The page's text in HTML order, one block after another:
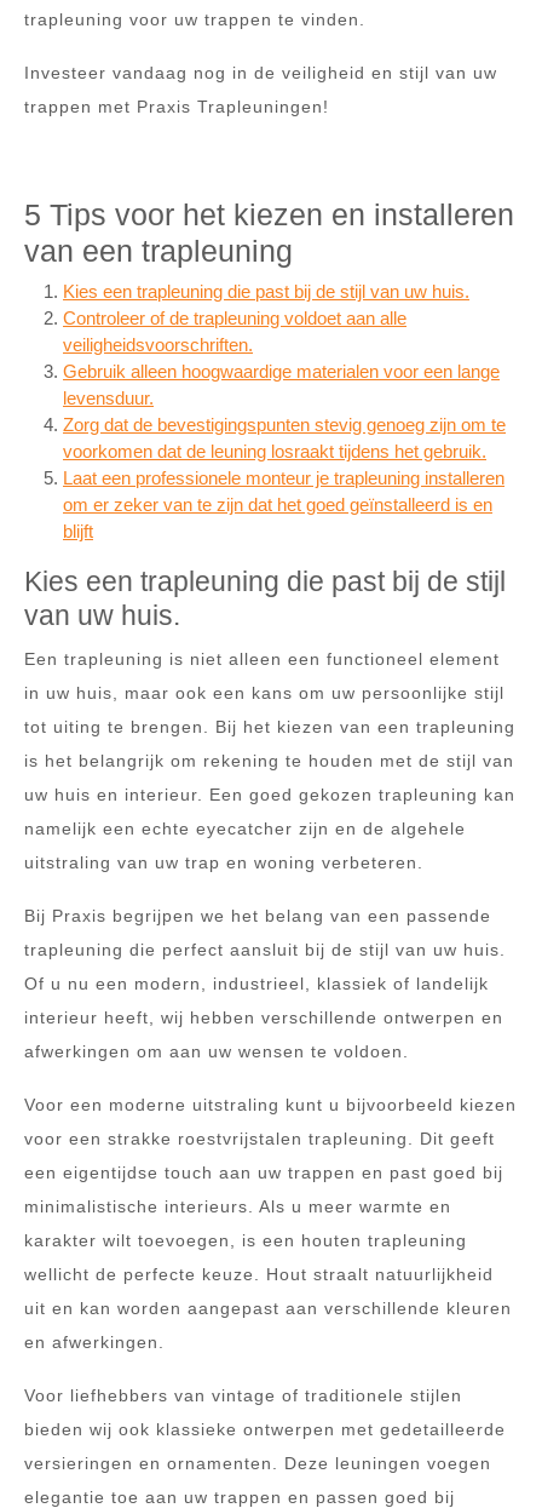
trapleuning voor uw trappen te vinden.
Investeer vandaag nog in de veiligheid en stijl van uw
trappen met Praxis Trapleuningen!
5 Tips voor het kiezen en installeren
van een trapleuning
Kies een trapleuning die past bij de stijl van uw huis.
Controleer of de trapleuning voldoet aan alle
veiligheidsvoorschriften.
Gebruik alleen hoogwaardige materialen voor een lange
levensduur.
Zorg dat de bevestigingspunten stevig genoeg zijn om te
voorkomen dat de leuning losraakt tijdens het gebruik.
Laat een professionele monteur je trapleuning installeren
om er zeker van te zijn dat het goed geïnstalleerd is en
blijft
Kies een trapleuning die past bij de stijl
van uw huis.
Een trapleuning is niet alleen een functioneel element
in uw huis, maar ook een kans om uw persoonlijke stijl
tot uiting te brengen. Bij het kiezen van een trapleuning
is het belangrijk om rekening te houden met de stijl van
uw huis en interieur. Een goed gekozen trapleuning kan
namelijk een echte eyecatcher zijn en de algehele
uitstraling van uw trap en woning verbeteren.
Bij Praxis begrijpen we het belang van een passende
trapleuning die perfect aansluit bij de stijl van uw huis.
Of u nu een modern, industrieel, klassiek of landelijk
interieur heeft, wij hebben verschillende ontwerpen en
afwerkingen om aan uw wensen te voldoen.
Voor een moderne uitstraling kunt u bijvoorbeeld kiezen
voor een strakke roestvrijstalen trapleuning. Dit geeft
een eigentijdse touch aan uw trappen en past goed bij
minimalistische interieurs. Als u meer warmte en
karakter wilt toevoegen, is een houten trapleuning
wellicht de perfecte keuze. Hout straalt natuurlijkheid
uit en kan worden aangepast aan verschillende kleuren
en afwerkingen.
Voor liefhebbers van vintage of traditionele stijlen
bieden wij ook klassieke ontwerpen met gedetailleerde
versieringen en ornamenten. Deze leuningen voegen
elegantie toe aan uw trappen en passen goed bij